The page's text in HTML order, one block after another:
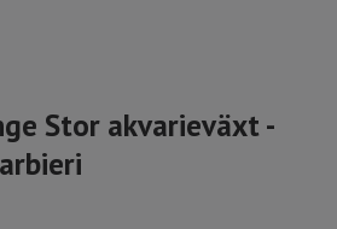
Stor akvarieväxt -